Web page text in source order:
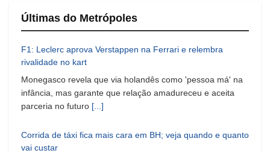
Últimas do Metrópoles
F1: Leclerc aprova Verstappen na Ferrari e relembra
rivalidade no kart
Monegasco revela que via holandês como 'pessoa má' na
infância, mas garante que relação amadureceu e aceita
parceria no futuro [...]
Corrida de táxi fica mais cara em BH; veja quando e quanto
vai custar